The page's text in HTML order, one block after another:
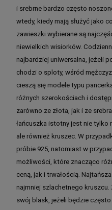
i srebrne bardzo często
wtedy, kiedy mają służyć jako
zawieszki wybierane są
niewielkich wisiorków.
najbardziej uniwersalna, jeżeli
chodzi o sploty, wśród
cieszą się modele typu
różnych szerokościach i
zarówno ze złota, jak i ze
łańcuszka istotny jest nie tylko
ale również kruszec. W
próbie 925, natomiast w
możliwości, które znacząco
ceną, jak i trwałością.
najmniej szlachetnego
swój blask, jeżeli będzie